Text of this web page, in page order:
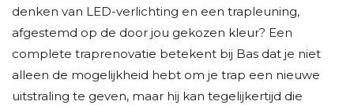
denken van LED-verlichting en een trapleuning,
afgestemd op de door jou gekozen kleur? Een
complete traprenovatie betekent bij Bas dat je niet
alleen de mogelijkheid hebt om je trap een nieuwe
uitstraling te geven, maar hij kan tegelijkertijd die